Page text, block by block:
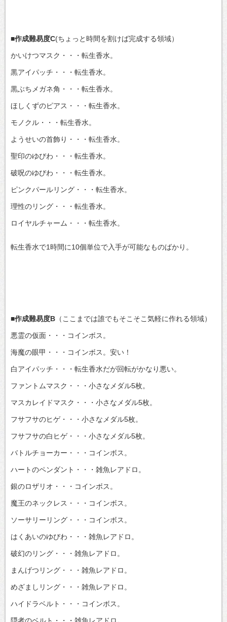
■作成難易度C(ちょっと時間を割けば完成する領域）
かいけつマスク・・・転生香水。
黒アイパッチ・・・転生香水。
黒ぶちメガネ角・・・転生香水。
ほしくずのピアス・・・転生香水。
モノクル・・・転生香水。
ようせいの首飾り・・・転生香水。
聖印のゆびわ・・・転生香水。
破呪のゆびわ・・・転生香水。
ピンクパールリング・・・転生香水。
理性のリング・・・転生香水。
ロイヤルチャーム・・・転生香水。
転生香水で1時間に10個単位で入手が可能なものばかり。
■作成難易度B （ここまでは誰でもそこそこ気軽に作れる領域）
悪霊の仮面・・・コインボス。
海魔の眼甲・・・コインボス。安い！
白アイパッチ・・・転生香水だが回転がかなり悪い。
ファントムマスク・・・小さなメダル5枚。
マスカレイドマスク・・・小さなメダル5枚。
フサフサのヒゲ・・・小さなメダル5枚。
フサフサの白ヒゲ・・・小さなメダル5枚。
バトルチョーカー・・・コインボス。
ハートのペンダント・・・雑魚レアドロ。
銀のロザリオ・・・コインボス。
魔王のネックレス・・・コインボス。
ソーサリーリング・・・コインボス。
はくあいのゆびわ・・・雑魚レアドロ。
破幻のリング・・・雑魚レアドロ。
まんげつリング・・・雑魚レアドロ。
めざましリング・・・雑魚レアドロ。
ハイドラベルト・・・コインボス。